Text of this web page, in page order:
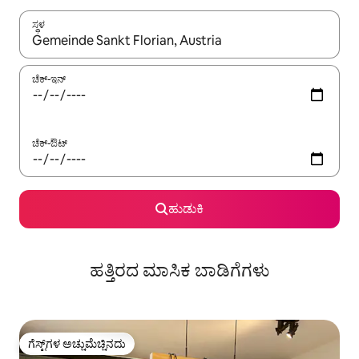
ಸ್ಥಳ
ಫಲಿತಾಂಶಗಳು ಲಭ್ಯವಿರುವಾಗ, ಅಪ್ ಮತ್ತು ಡೌನ್ ಬಾಣದ ಕೀಲಿಗಳೊಂದಿಗೆ
ಚೆಕ್-ಇನ್
ಚೆಕ್-ಔಟ್
ಹುಡುಕಿ
ಹತ್ತಿರದ ಮಾಸಿಕ ಬಾಡಿಗೆಗಳು
ಗೆಸ್ಟ್‌ಗಳ ಅಚ್ಚುಮೆಚ್ಚಿನದು
ಗೆಸ್ಟ್‌ಗಳ ಅಚ್ಚುಮೆಚ್ಚಿನದು